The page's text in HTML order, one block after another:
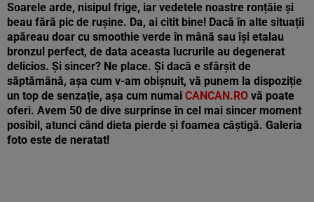
Soarele arde, nisipul frige, iar vedetele noastre ronțăie și
beau fără pic de rușine. Da, ai citit bine! Dacă în alte situații
apăreau doar cu smoothie verde în mână sau își etalau
bronzul perfect, de data aceasta lucrurile au degenerat
delicios. Și sincer? Ne place. Și dacă e sfârșit de
săptămână, așa cum v-am obișnuit, vă punem la dispoziție
un top de senzație, așa cum numai CANCAN.RO vă poate
oferi. Avem 50 de dive surprinse în cel mai sincer moment
posibil, atunci când dieta pierde și foamea câștigă. Galeria
foto este de neratat!